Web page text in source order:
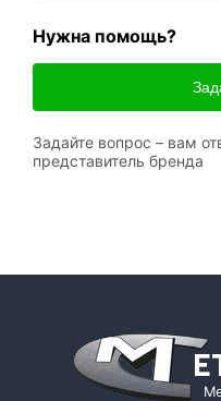
Нужна помощь?
Задайте вопрос – вам
представитель бренда